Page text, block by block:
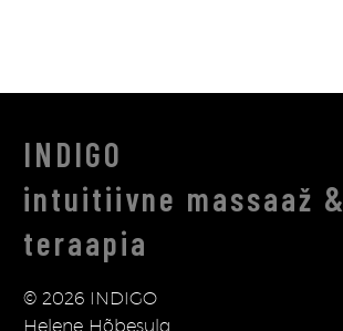
INDIGO
intuitiivne massaaž &
teraapia
© 2026 INDIGO
Helene Hõbesulg